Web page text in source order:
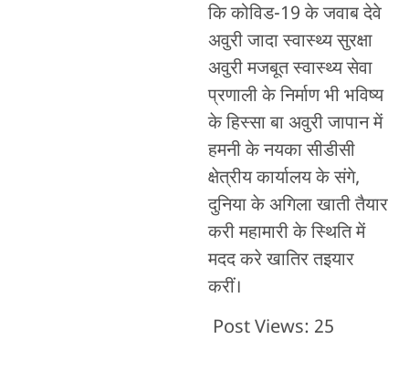
कि कोविड-19 के जवाब देवे
अवुरी जादा स्वास्थ्य सुरक्षा
अवुरी मजबूत स्वास्थ्य सेवा
प्रणाली के निर्माण भी भविष्य
के हिस्सा बा अवुरी जापान में
हमनी के नयका सीडीसी
क्षेत्रीय कार्यालय के संगे,
दुनिया के अगिला खाती तैयार
करी महामारी के स्थिति में
मदद करे खातिर तइयार
करीं।
Post Views: 25